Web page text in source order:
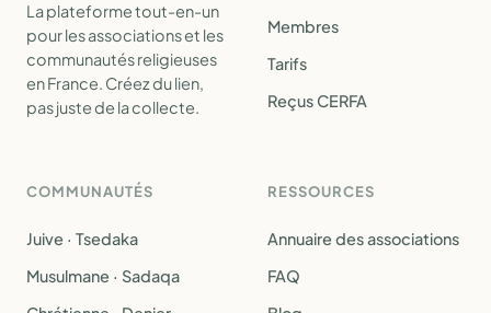
La plateforme tout-en-un
pour les associations et les
communautés religieuses
en France. Créez du lien,
pas juste de la collecte.
Membres
Tarifs
Reçus CERFA
COMMUNAUTÉS
Juive · Tsedaka
Musulmane · Sadaqa
RESSOURCES
Annuaire des associations
FAQ